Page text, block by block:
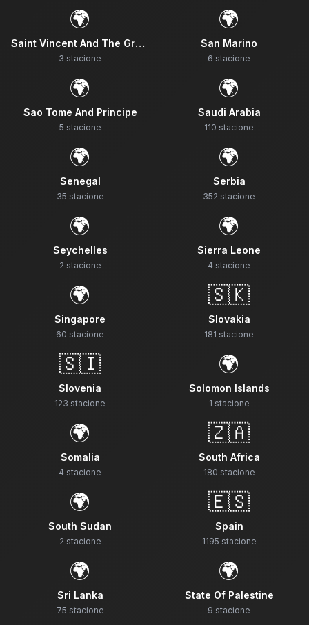
🌍
Saint Vincent And The Grenadines
3 stacione
🌍
San Marino
6 stacione
🌍
Sao Tome And Principe
5 stacione
🌍
Saudi Arabia
110 stacione
🌍
Senegal
35 stacione
🌍
Serbia
352 stacione
🌍
Seychelles
2 stacione
🌍
Sierra Leone
4 stacione
🌍
Singapore
60 stacione
🇸🇰
Slovakia
181 stacione
🇸🇮
Slovenia
123 stacione
🌍
Solomon Islands
1 stacione
🌍
Somalia
4 stacione
🇿🇦
South Africa
180 stacione
🌍
South Sudan
2 stacione
🇪🇸
Spain
1195 stacione
🌍
Sri Lanka
75 stacione
🌍
State Of Palestine
9 stacione